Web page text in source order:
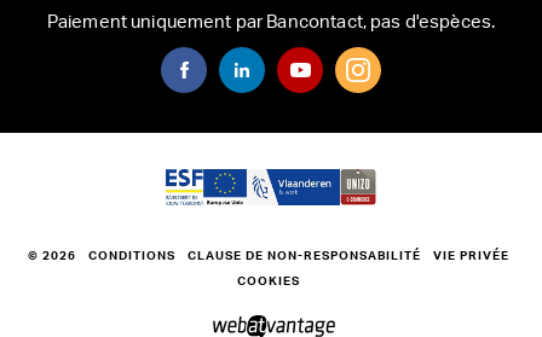
Paiement uniquement par Bancontact, pas d'espèces.
© 2026 CONDITIONS CLAUSE DE NON-RESPONSABILITÉ VIE PRIVÉE
COOKIES